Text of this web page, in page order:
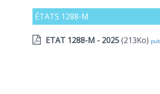
ÉTATS 1288-M
ETAT 1288-M - 2025(213Ko)